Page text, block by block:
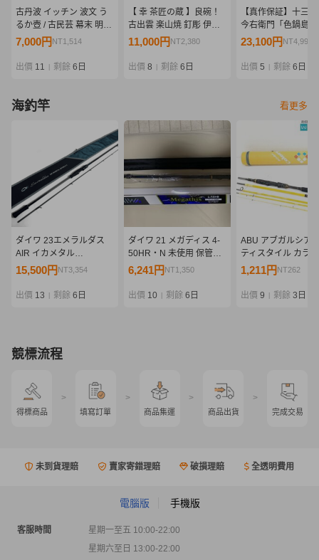
古丹波 イッチン 波文 う
るか壺 / 古民芸 幕末 明治
柳宗悦 日本民藝館
7,000円 NT1,514
出價 11 剩餘 6日
【 幸 茶匠の蔵 】良碗！
古出雲 楽山焼 釘彫 伊羅
保 茶碗 銘「猛虎」薮内竹
～末期 茶道具『茶人の言
11,000円 NT2,380
出價 8 剩餘 6日
【真作保証】十三
今右衛門「色鍋島
竹紋花瓶」共箱 人
23,100円 NT4,998
出價 5 剩餘 6日
海釣竿 看更多
ダイワ 23エメラルダス
AIR イカメタル
OR70MLS-S ★超美品★
IKAMETAL エア オモリグ
15,500円 NT3,354
出價 13 剩餘 6日
ダイワ 21 メガディス 4-
50HR・N 未使用 保管品
保証書付き
6,241円 NT1,350
出價 10 剩餘 6日
ABU アブガルシア
ティスタイル カラ
STCS 905MT AY
1,211円 NT262
出價 9 剩餘 3日
競標流程
得標商品
>
填寫訂單
>
商品集運
>
商品出貨
>
完成交易
未到貨理賠 賣家寄錯理賠 破損理賠 全透明費用
電腦版 手機版
客服時間
星期一至五 10:00-22:00
星期六至日 13:00-22:00